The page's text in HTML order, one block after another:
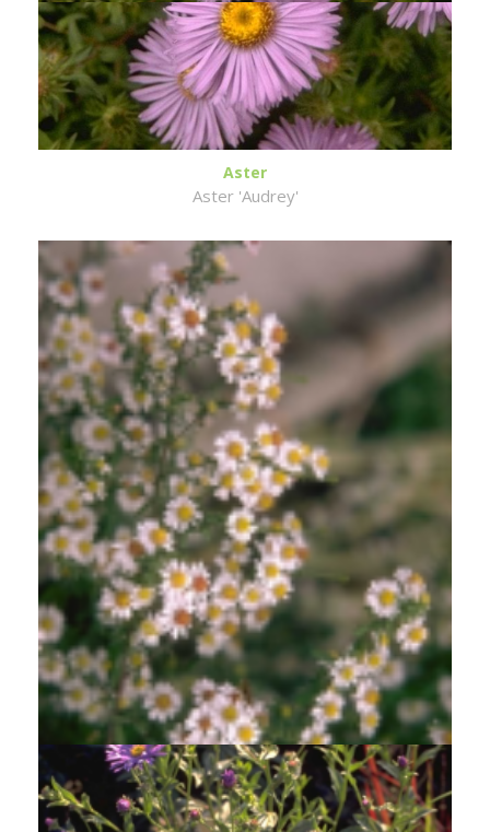
Aster
Aster 'Audrey'
Aster
Aster falcatus 'White Heather'